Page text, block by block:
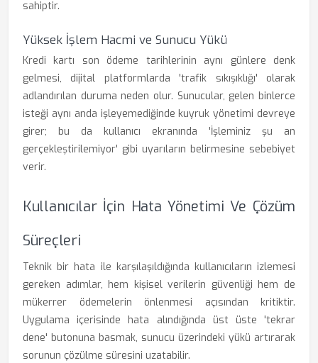
sahiptir.
Yüksek İşlem Hacmi ve Sunucu Yükü
Kredi kartı son ödeme tarihlerinin aynı günlere denk
gelmesi, dijital platformlarda 'trafik sıkışıklığı' olarak
adlandırılan duruma neden olur. Sunucular, gelen binlerce
isteği aynı anda işleyemediğinde kuyruk yönetimi devreye
girer; bu da kullanıcı ekranında 'İşleminiz şu an
gerçekleştirilemiyor' gibi uyarıların belirmesine sebebiyet
verir.
Kullanıcılar İçin Hata Yönetimi Ve Çözüm
Süreçleri
Teknik bir hata ile karşılaşıldığında kullanıcıların izlemesi
gereken adımlar, hem kişisel verilerin güvenliği hem de
mükerrer ödemelerin önlenmesi açısından kritiktir.
Uygulama içerisinde hata alındığında üst üste 'tekrar
dene' butonuna basmak, sunucu üzerindeki yükü artırarak
sorunun çözülme süresini uzatabilir.